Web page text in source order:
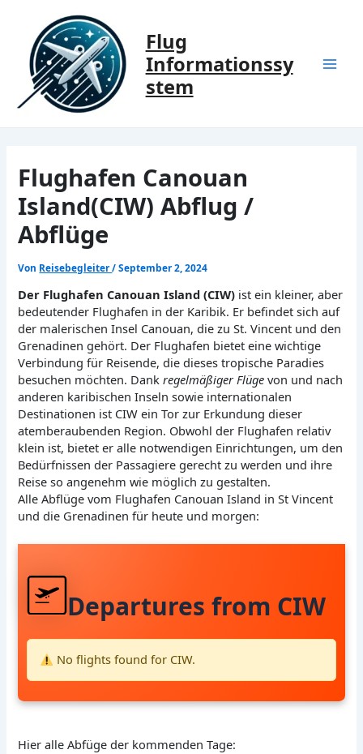
springen
Flug
Informationssy
stem
Flughafen Canouan
Island(CIW) Abflug /
Abflüge
Von Reisebegleiter/September 2, 2024
Der Flughafen Canouan Island (CIW) ist ein kleiner, aber
bedeutender Flughafen in der Karibik. Er befindet sich auf
der malerischen Insel Canouan, die zu St. Vincent und den
Grenadinen gehört. Der Flughafen bietet eine wichtige
Verbindung für Reisende, die dieses tropische Paradies
besuchen möchten. Dankregelmäßiger Flüge von und nach
anderen karibischen Inseln sowie internationalen
Destinationen ist CIW ein Tor zur Erkundung dieser
atemberaubenden Region. Obwohl der Flughafen relativ
klein ist, bietet er alle notwendigen Einrichtungen, um den
Bedürfnissen der Passagiere gerecht zu werden und ihre
Reise so angenehm wie möglich zu gestalten.
Alle Abflüge vom Flughafen Canouan Island in St Vincent
und die Grenadinen für heute und morgen:
Departures from CIW
No flights found for CIW.
Hier alle Abfüge der kommenden Tage: